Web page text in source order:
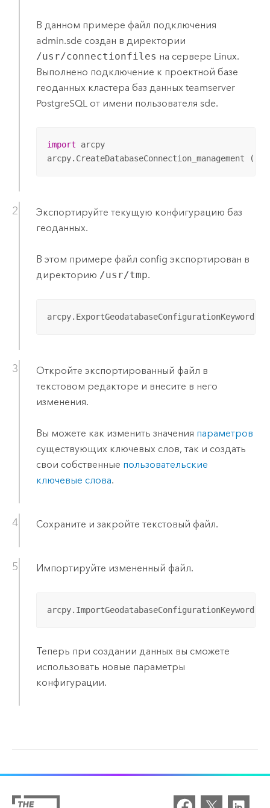
В данном примере файл подключения
admin.sde создан в директории
/usr/connectionfiles на сервере Linux.
Выполнено подключение к проектной базе
геоданных кластера баз данных teamserver
PostgreSQL от имени пользователя sde.
import arcpy
arcpy.CreateDatabaseConnection_management (
Экспортируйте текущую конфигурацию баз
геоданных.
В этом примере файл config экспортирован в
директорию /usr/tmp.
Откройте экспортированный файл в
текстовом редакторе и внесите в него
изменения.
Вы можете как изменить значения параметров
существующих ключевых слов, так и создать
свои собственные пользовательские
ключевые слова.
Сохраните и закройте текстовый файл.
Импортируйте измененный файл.
Теперь при создании данных вы сможете
использовать новые параметры
конфигурации.